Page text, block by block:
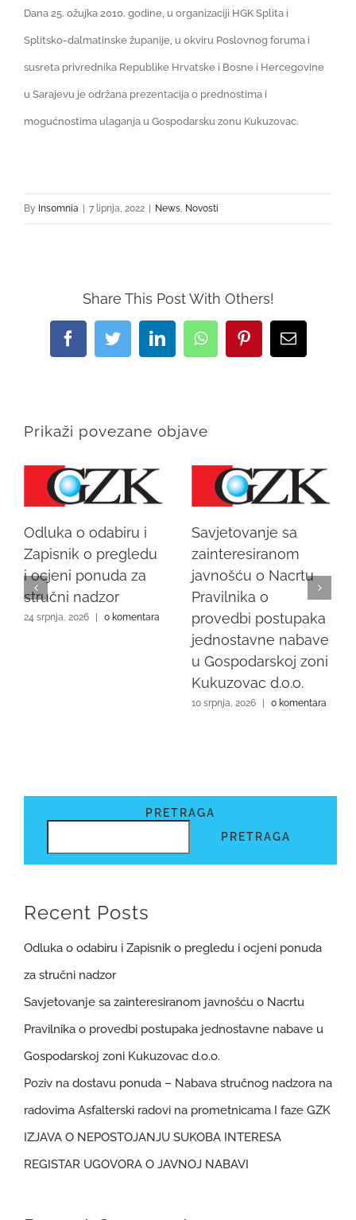
Dana 25. ožujka 2010. godine, u organizaciji HGK Splita i
Splitsko-dalmatinske županije, u okviru Poslovnog foruma i
susreta privrednika Republike Hrvatske i Bosne i Hercegovine
u Sarajevu je održana prezentacija o prednostima i
mogućnostima ulaganja u Gospodarsku zonu Kukuzovac.
By Ins0mnia 7 lipnja, 2022 News, Novosti
Share This Post With Others!
FacebookTwitterLinkedInWhatsAppPinterestEmail:
Prikaži povezane objave
Odluka o odabiru i
Zapisnik o pregledu
i ocjeni ponuda za
stručni nadzor
24 srpnja, 2026 0 komentara
Savjetovanje sa
zainteresiranom
javnošću o Nacrtu
Pravilnika o
provedbi postupaka
jednostavne nabave
u Gospodarskoj zoni
Kukuzovac d.o.o.
10 srpnja, 2026 0 komentara
PRETRAGA
PRETRAGA
Recent Posts
Odluka o odabiru i Zapisnik o pregledu i ocjeni ponuda
za stručni nadzor
Savjetovanje sa zainteresiranom javnošću o Nacrtu
Pravilnika o provedbi postupaka jednostavne nabave u
Gospodarskoj zoni Kukuzovac d.o.o.
Poziv na dostavu ponuda – Nabava stručnog nadzora na
radovima Asfalterski radovi na prometnicama I faze GZK
IZJAVA O NEPOSTOJANJU SUKOBA INTERESA
REGISTAR UGOVORA O JAVNOJ NABAVI